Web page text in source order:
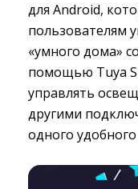
для Android,
пользователям
«умного дома»
помощью Tuya
управлять
другими
одного